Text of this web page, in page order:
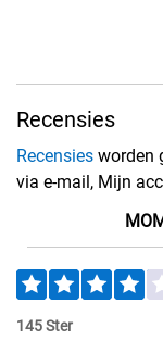
Recensies
Recensies worden
via e-mail, Mijn
145 Ster